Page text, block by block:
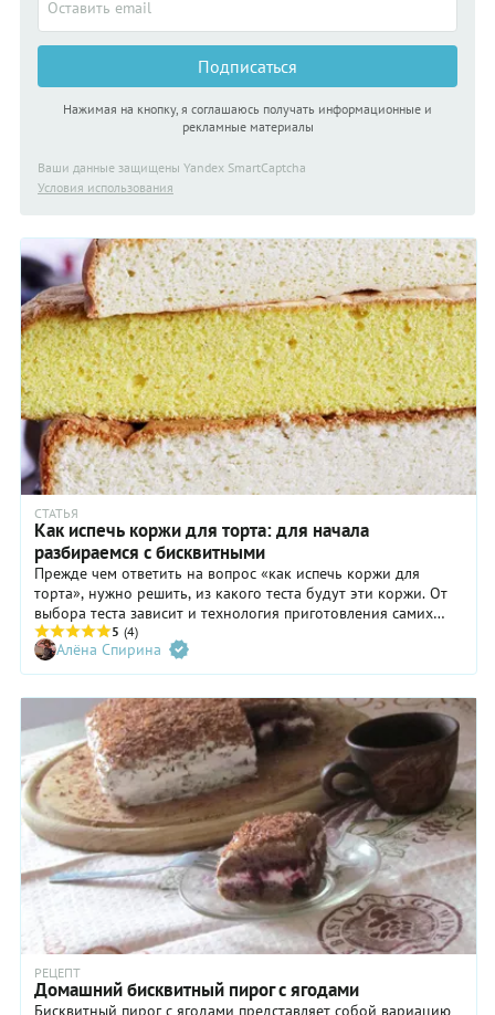
Подписаться
Нажимая на кнопку, я соглашаюсь получать информационные и
рекламные материалы
Ваши данные защищены Yandex SmartCaptcha
Условия использования
СТАТЬЯ
Как испечь коржи для торта: для начала
разбираемся с бисквитными
Прежде чем ответить на вопрос «как испечь коржи для
торта», нужно решить, из какого теста будут эти коржи. От
выбора теста зависит и технология приготовления самих
коржей, и прослойка, которой они будут соединены, и
какой в результате этого соединения получится торт.
Сегодня поговорим о том, как испечь бисквитные коржи.
5 (4)
Алёна Спирина
РЕЦЕПТ
Домашний бисквитный пирог с ягодами
Бисквитный пирог с ягодами представляет собой вариацию